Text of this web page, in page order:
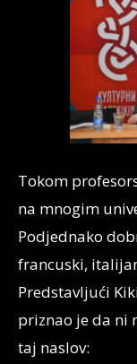
Tokom
na mnogim
Podjednako
francuski,
Predstavljući
priznao je da ni
taj naslov: